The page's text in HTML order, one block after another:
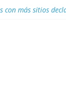
de los 2
Puentes Pérez
para importar